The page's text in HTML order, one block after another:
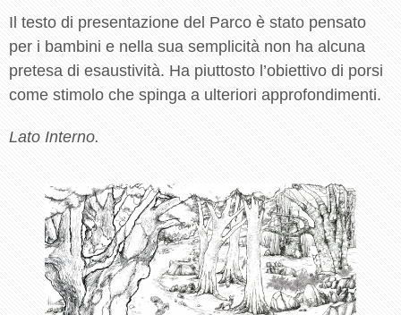
Il testo di presentazione del Parco è stato pensato
per i bambini e nella sua semplicità non ha alcuna
pretesa di esaustività. Ha piuttosto l’obiettivo di porsi
come stimolo che spinga a ulteriori approfondimenti.
Lato Interno.